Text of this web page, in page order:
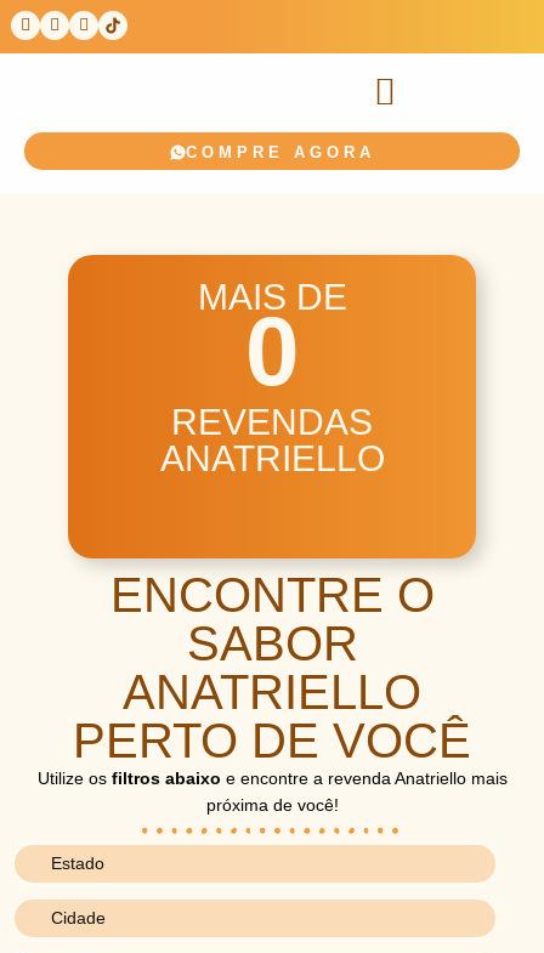
COMPRE AGORA
MAIS DE
0
REVENDAS
ANATRIELLO
ENCONTRE O
SABOR
ANATRIELLO
PERTO DE VOCÊ
Utilize osfiltros abaixo e encontre a revenda Anatriello mais
próxima de você!